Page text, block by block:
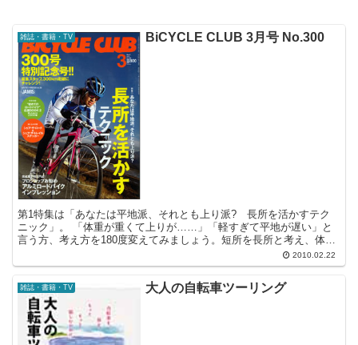
雑誌・書籍・TV BiCYCLE CLUB 3月号 No.300
第1特集は「あなたは平地派、それとも上り派? 長所を活かすテク
ニック」。 「体重が重くて上りが……」「軽すぎて平地が遅い」と
言う方、考え方を180度変えてみましょう。短所を長所と考え、体重
の重い方は平地を、軽い方は上りをもっともっと伸ばす方...2010.02.22
雑誌・書籍・TV 大人の自転車ツーリング